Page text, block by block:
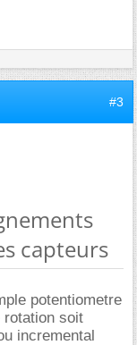
#3
capteurs
potentiometre
rotation soit
incremental